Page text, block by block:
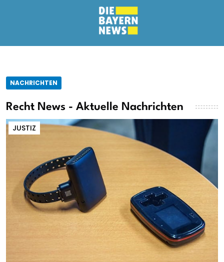
NACHRICHTEN
Recht News - Aktuelle Nachrichten
JUSTIZ